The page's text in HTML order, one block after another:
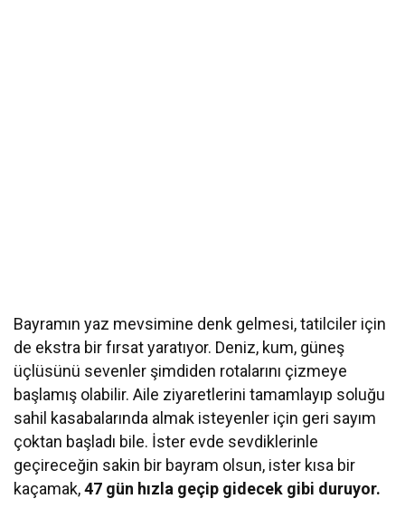
Bayramın yaz mevsimine denk gelmesi, tatilciler için
de ekstra bir fırsat yaratıyor. Deniz, kum, güneş
üçlüsünü sevenler şimdiden rotalarını çizmeye
başlamış olabilir. Aile ziyaretlerini tamamlayıp soluğu
sahil kasabalarında almak isteyenler için geri sayım
çoktan başladı bile. İster evde sevdiklerinle
geçireceğin sakin bir bayram olsun, ister kısa bir
kaçamak,47 gün hızla geçip gidecek gibi duruyor.